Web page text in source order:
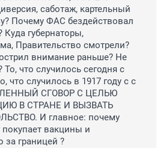
саботаж, картельный
Почему ФАС бездействовал
Куда губернаторы,
Правительство смотрели?
внимание раньше? Не
что случилось сегодня с
что случилось в 1917 году с с
СГОВОР С ЦЕЛЬЮ
В СТРАНЕ И ВЫЗВАТЬ
И главное: почему
вакцины и
за границей ?